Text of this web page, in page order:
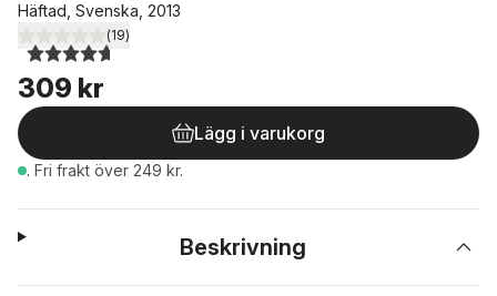
Häftad, Svenska, 2013
4,7utav 5 stjärnor. Totalt antal röster:
(19)
309 kr
Lägg i varukorg
. Fri frakt över 249 kr.
Beskrivning